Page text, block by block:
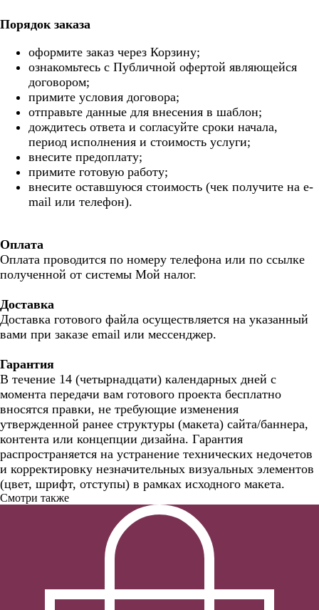
Порядок заказа
оформите заказ через Корзину;
ознакомьтесь с Публичной офертой являющейся
договором;
примите условия договора;
отправьте данные для внесения в шаблон;
дождитесь ответа и согласуйте сроки начала,
период исполнения и стоимость услуги;
внесите предоплату;
примите готовую работу;
внесите оставшуюся стоимость (чек получите на e-
mail или телефон).
Оплата
Оплата проводится по номеру телефона или по ссылке
полученной от системы Мой налог.
Доставка
Доставка готового файла осуществляется на указанный
вами при заказе email или мессенджер.
Гарантия
В течение 14 (четырнадцати) календарных дней с
момента передачи вам готового проекта бесплатно
вносятся правки, не требующие изменения
утвержденной ранее структуры (макета) сайта/баннера,
контента или концепции дизайна. Гарантия
распространяется на устранение технических недочетов
и корректировку незначительных визуальных элементов
(цвет, шрифт, отступы) в рамках исходного макета.
Смотри также